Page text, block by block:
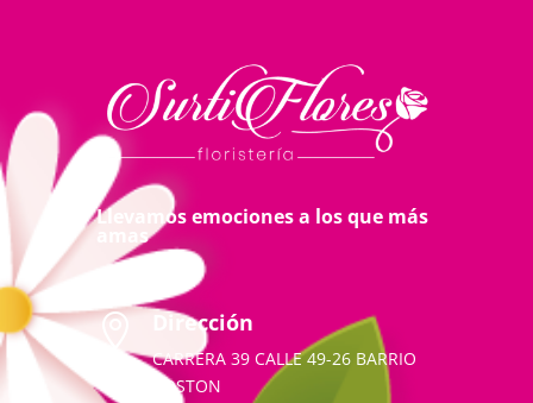
Llevamos emociones a los que más
amas
 Dirección
CARRERA 39 CALLE 49-26 BARRIO
BOSTON